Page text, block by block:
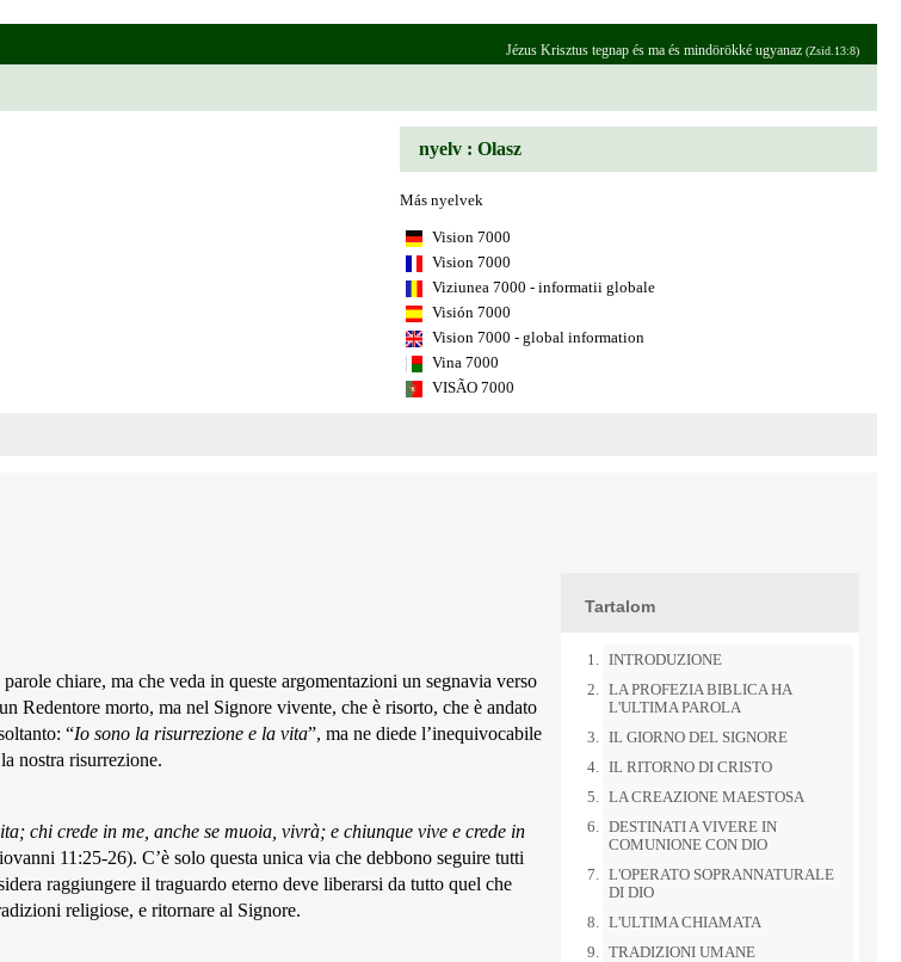
Jézus Krisztus tegnap és ma és mindörökké ugyanaz (Zsid.13:8)
nyelv : Olasz
Más nyelvek
Vision 7000
Vision 7000
Viziunea 7000 - informatii globale
Visión 7000
Vision 7000 - global information
Vina 7000
VISÃO 7000
Tartalom
INTRODUZIONE
LA PROFEZIA BIBLICA HA
L'ULTIMA PAROLA
IL GIORNO DEL SIGNORE
IL RITORNO DI CRISTO
LA CREAZIONE MAESTOSA
DESTINATI A VIVERE IN
COMUNIONE CON DIO
L'OPERATO SOPRANNATURALE
DI DIO
L'ULTIMA CHIAMATA
TRADIZIONI UMANE
chiare, ma che veda in queste argomentazioni un segnavia verso
Redentore morto, ma nel Signore vivente, che è risorto, che è andato
“Io sono la risurrezione e la vita”, ma ne diede l’inequivocabile
nostra risurrezione.
chi crede in me, anche se muoia, vivrà; e chiunque vive e crede in
11:25-26). C’è solo questa unica via che debbono seguire tutti
raggiungere il traguardo eterno deve liberarsi da tutto quel che
religiose, e ritornare al Signore.